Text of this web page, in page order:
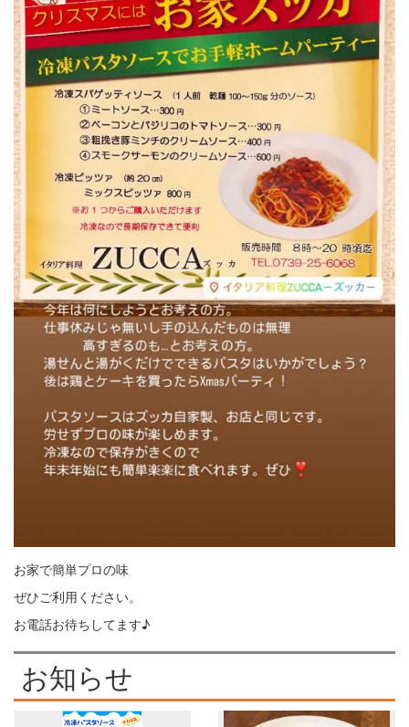
お家で簡単プロの味
ぜひご利用ください。
お電話お待ちしてます♪
お知らせ